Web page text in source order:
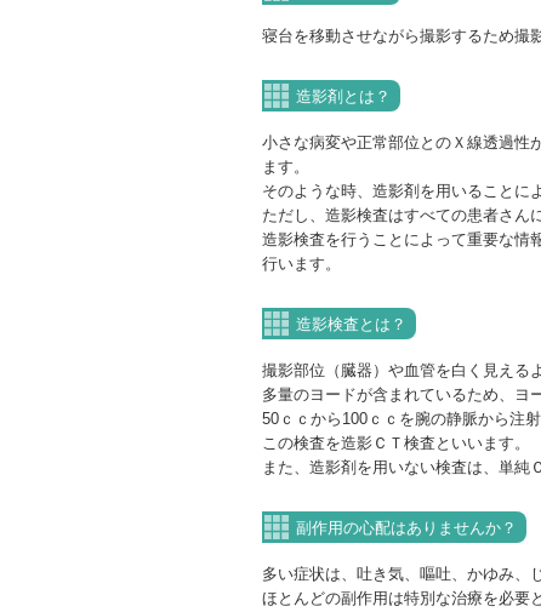
寝台を移動させながら撮影するため撮
造影剤とは？
小さな病変や正常部位とのＸ線透過性
ます。
そのような時、造影剤を用いることに
ただし、造影検査はすべての患者さん
造影検査を行うことによって重要な情
行います。
造影検査とは？
撮影部位（臓器）や血管を白く見える
多量のヨードが含まれているため、ヨ
50ｃｃから100ｃｃを腕の静脈から注射
この検査を造影ＣＴ検査といいます。
また、造影剤を用いない検査は、単純
副作用の心配はありませんか？
多い症状は、吐き気、嘔吐、かゆみ、
ほとんどの副作用は特別な治療を必要